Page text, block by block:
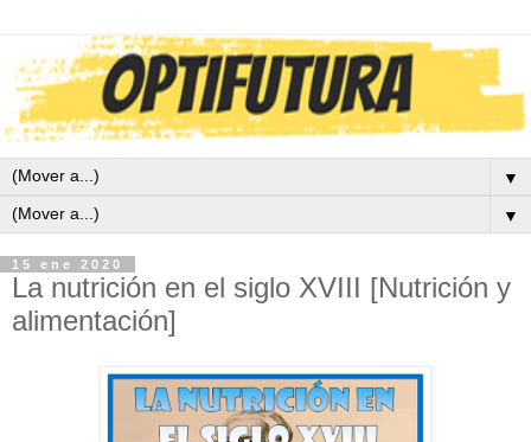
▼
▼
15 ene 2020
La nutrición en el siglo XVIII [Nutrición y
alimentación]